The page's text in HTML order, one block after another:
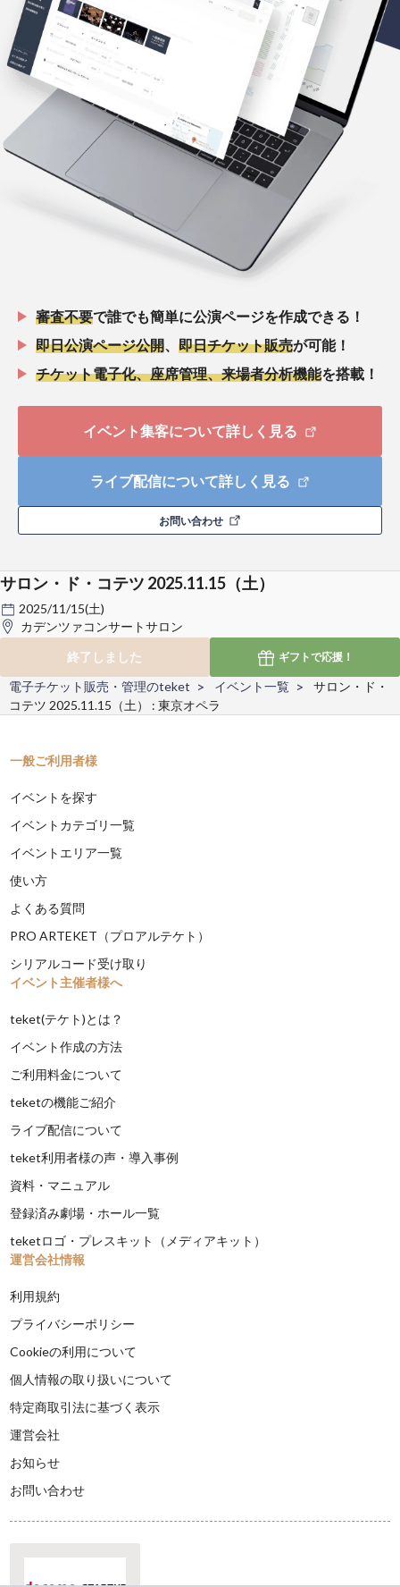
審査不要で誰でも簡単に公演ページを作成できる！
即日公演ページ公開
即日チケット販売が可能！
チケット電子化、座席管理、来場者分析機能を搭載！
イベント集客について詳しく見る
ライブ配信について詳しく見る
お問い合わせ
サロン・ド・コテツ 2025.11.15（土）
2025/11/15(土)
カデンツァコンサートサロン
終了しました
ギフトで応援！
電子チケット販売・管理のteket イベント一覧
サロン・ド・
コテツ 2025.11.15（土） : 東京オペラ
一般ご利用者様
イベントを探す
イベントカテゴリ一覧
イベントエリア一覧
使い方
よくある質問
PRO ARTEKET（プロアルテケト）
シリアルコード受け取り
イベント主催者様へ
teket(テケト)とは？
イベント作成の方法
ご利用料金について
teketの機能ご紹介
ライブ配信について
teket利用者様の声・導入事例
資料・マニュアル
登録済み劇場・ホール一覧
teketロゴ・プレスキット（メディアキット）
運営会社情報
利用規約
プライバシーポリシー
Cookieの利用について
個人情報の取り扱いについて
特定商取引法に基づく表示
運営会社
お知らせ
お問い合わせ